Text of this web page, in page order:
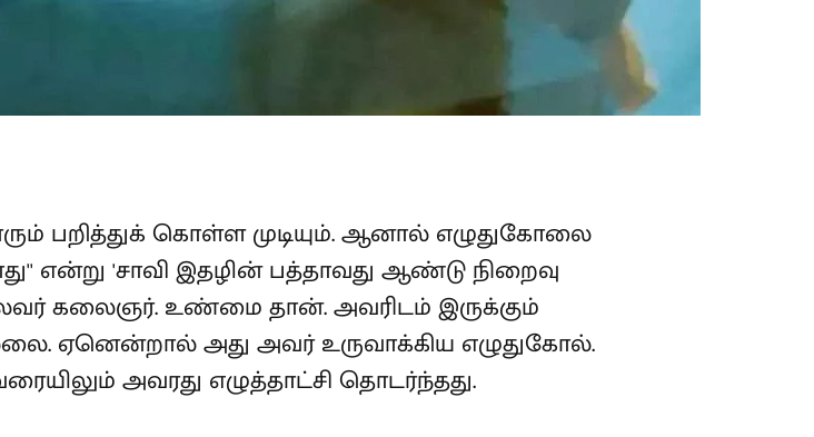
பறித்துக் கொள்ள முடியும். ஆனால் எழுதுகோலை
என்று 'சாவி இதழின் பத்தாவது ஆண்டு நிறைவு
கலைஞர். உண்மை தான். அவரிடம் இருக்கும்
ஏனென்றால் அது அவர் உருவாக்கிய எழுதுகோல்.
அவரது எழுத்தாட்சி தொடர்ந்தது.